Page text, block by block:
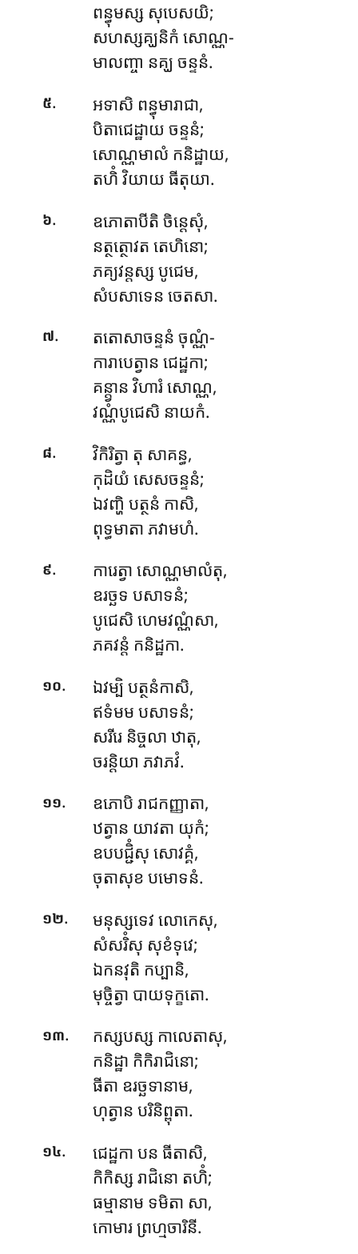
ពន្ធុមស្ស សុបេសយិ;
សហស្សគ្ឃនិកំ សោណ្ណ-
មាលញ្ចា នគ្ឃ ចន្ទនំ.
៥.
អទាសិ ពន្ធុមារាជា,
បិតាជេដ្ឋាយ ចន្ទនំ;
សោណ្ណមាលំ កនិដ្ឋាយ,
តហិំ វិយាយ ធីតុយា.
៦. ឧភោតាបីតិ ចិន្តេសុំ,
នត្ថត្ថោវត តេហិនោ;
ភគ្យវន្តស្ស បូជេម,
សំបសាទេន ចេតសា.
៧.
តតោសាចន្ទនំ ចុណ្ណំ-
ការាបេត្វាន ជេដ្ឋកា;
គន្ត្វាន វិហារំ សោណ្ណ,
វណ្ណំបូជេសិ នាយកំ.
៨.
វិកិរិត្វា តុ សាគន្ធ,
កុដិយំ សេសចន្ទនំ;
ឯវញ្ហិ បត្ថនំ កាសិ,
ពុទ្ធមាតា ភវាមហំ.
៩. ការេត្វា សោណ្ណមាលំតុ,
ឧរច្ឆទ បសាទនំ;
បូជេសិ ហេមវណ្ណំសា,
ភគវន្តំ កនិដ្ឋកា.
១០.
ឯវម្បិ បត្ថនំកាសិ,
ឥទំមម បសាទនំ;
សរីរេ និច្ចលា ឋាតុ,
ចរន្តិយា ភវាភវំ.
១១. ឧភោបិ រាជកញ្ញាតា,
ឋត្វាន យាវតា យុកំ;
ឧបបជ្ជិំសុ សោវគ្គំ,
ចុតាសុខ បមោទនំ.
១២.
មនុស្សទេវ លោកេសុ,
សំសរិំសុ សុខំទុវេ;
ឯកនវុតិ កប្បានិ,
មុច្ចិត្វា បាយទុក្ខតោ.
១៣.
កស្សបស្ស កាលេតាសុ,
កនិដ្ឋា កិកិរាជិនោ;
ធីតា ឧរច្ឆទានាម,
ហុត្វាន បរិនិព្ពុតា.
១៤. ជេដ្ឋកា បន ធីតាសិ,
កិកិស្ស រាជិនោ តហិំ;
ធម្មានាម ទមិតា សា,
កោមារ ព្រហ្មចារិនី.